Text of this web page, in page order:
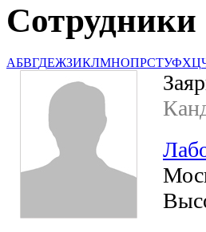
Сотрудники
АБВГДЕЖЗИКЛМНОПРСТУФХЦ